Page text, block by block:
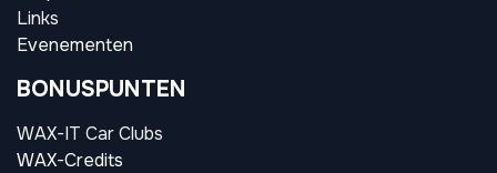
Links
Evenementen
BONUSPUNTEN
WAX-IT Car Clubs
WAX-Credits